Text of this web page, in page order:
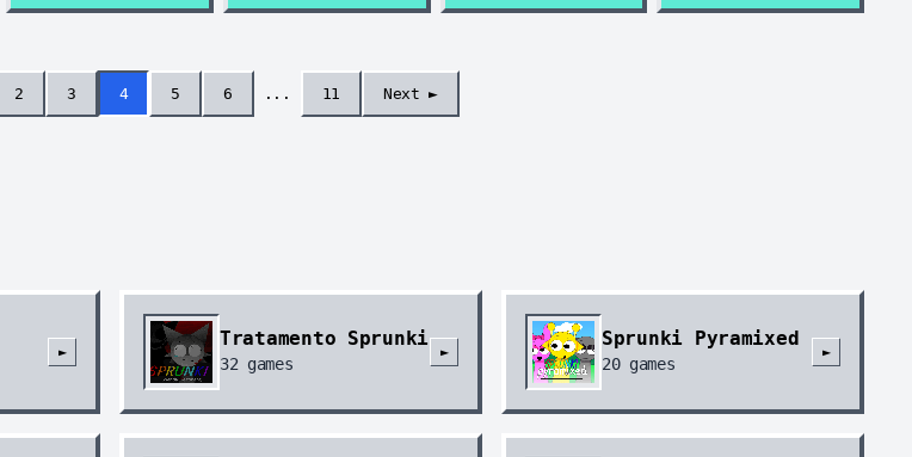
2 3 4 5 6 ... 11 Next ►
►
Tratamento Sprunki
32games
►
Sprunki Pyramixed
20games
►